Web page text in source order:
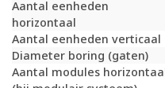
Aantal eenheden
horizontaal
Aantal eenheden verticaal
Diameter boring (gaten)
Aantal modules